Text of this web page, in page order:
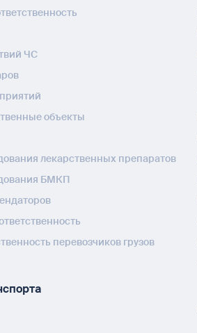
ЧС
объекты
лекарственных препаратов
БМКП
перевозчиков грузов